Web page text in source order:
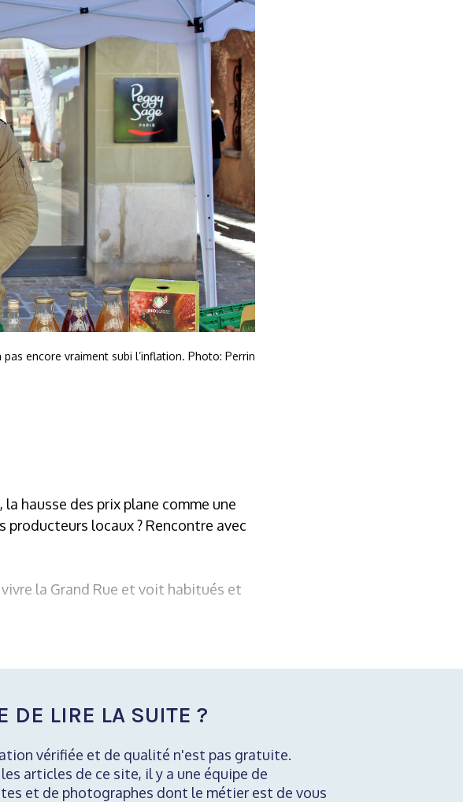
pas encore vraiment subi l’inflation. Photo: Perrin
hausse des prix plane comme une
producteurs locaux ? Rencontre avec
la Grand Rue et voit habitués et
DE LIRE LA SUITE ?
vérifiée et de qualité n'est pas gratuite.
articles de ce site, il y a une équipe de
et de photographes dont le métier est de vous